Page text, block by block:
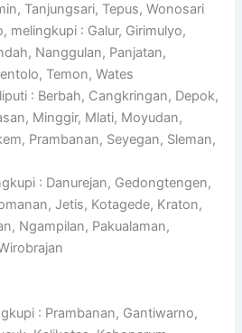
Tanjungsari, Tepus, Wonosari
melingkupi : Galur, Girimulyo,
Nanggulan, Panjatan,
Temon, Wates
: Berbah, Cangkringan, Depok,
Minggir, Mlati, Moyudan,
Prambanan, Seyegan, Sleman,
: Danurejan, Gedongtengen,
Jetis, Kotagede, Kraton,
Ngampilan, Pakualaman,
: Prambanan, Gantiwarno,